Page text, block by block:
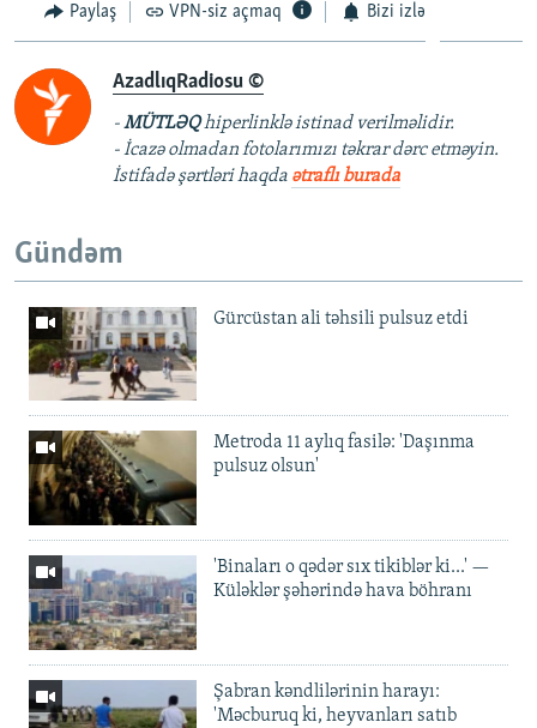
Paylaş VPN-siz açmaq Bizi izlə
AzadlıqRadiosu ©
-MÜTLƏQhiperlinklə istinad verilməlidir.
- İcazə olmadan fotolarımızı təkrar dərc etməyin.
İstifadə şərtləri haqda ətraflı burada
Gündəm
Gürcüstan ali təhsili pulsuz etdi
Metroda 11 aylıq fasilə: 'Daşınma
pulsuz olsun'
'Binaları o qədər sıx tikiblər ki...' —
Küləklər şəhərində hava böhranı
Şabran kəndlilərinin harayı:
'Məcburuq ki, heyvanları satıb